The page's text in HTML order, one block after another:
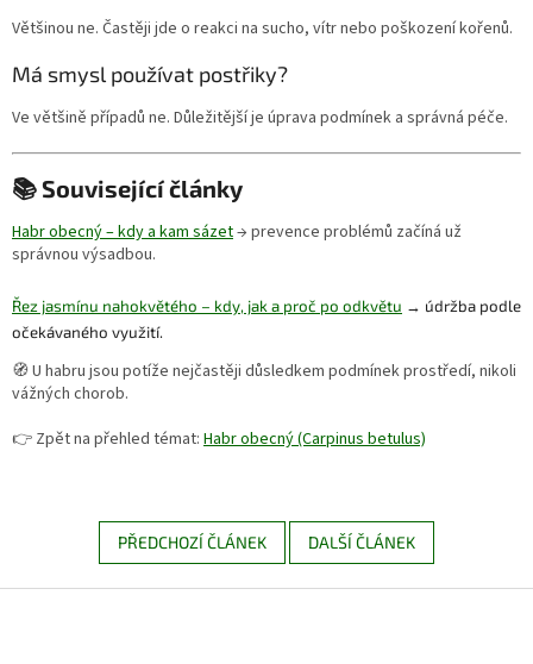
Většinou ne. Častěji jde o reakci na sucho, vítr nebo poškození kořenů.
Má smysl používat postřiky?
Ve většině případů ne. Důležitější je úprava podmínek a správná péče.
📚 Související články
Habr obecný – kdy a kam sázet→ prevence problémů začíná už
správnou výsadbou.
Řez jasmínu nahokvětého – kdy, jak a proč po odkvětu → údržba podle
očekávaného využití.
🧭 U habru jsou potíže nejčastěji důsledkem podmínek prostředí, nikoli
vážných chorob.
👉 Zpět na přehled témat: Habr obecný (Carpinus betulus)
PŘEDCHOZÍ ČLÁNEK DALŠÍ ČLÁNEK